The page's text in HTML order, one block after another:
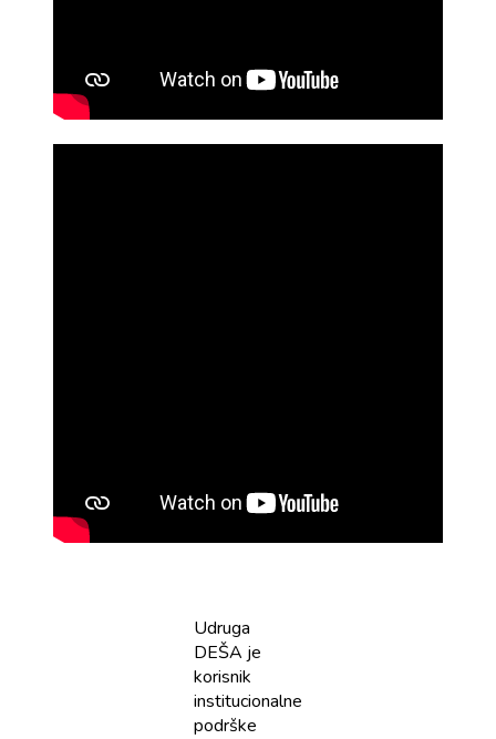
Udruga
DEŠA je
korisnik
institucionalne
podrške